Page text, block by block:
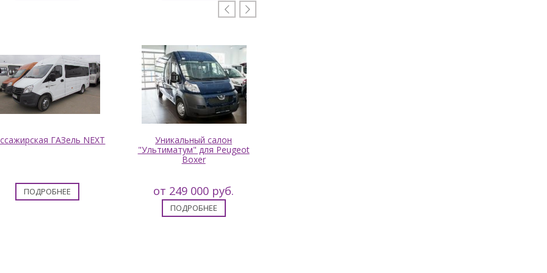
 
ГАЗель NEXT
ПОДРОБНЕЕ
Уникальный салон
"Ультиматум" для Peugeot
Boxer
от 249 000 руб.
ПОДРОБНЕЕ